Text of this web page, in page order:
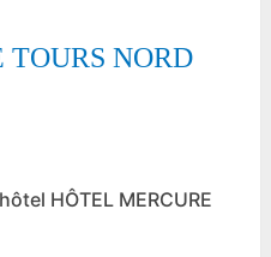
NORD
HÔTEL MERCURE